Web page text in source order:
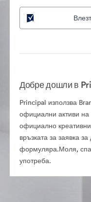
Добре дошли в
Principal използва
официални активи на
официално
връзката за заявка
формуляра.Моля,
употреба.